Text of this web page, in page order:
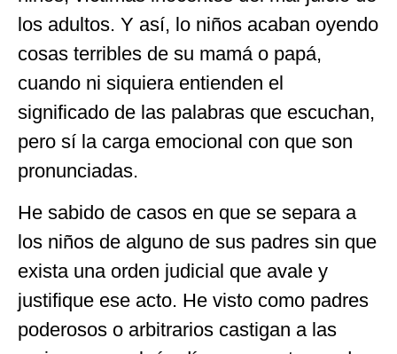
los adultos. Y así, lo niños acaban oyendo
cosas terribles de su mamá o papá,
cuando ni siquiera entienden el
significado de las palabras que escuchan,
pero sí la carga emocional con que son
pronunciadas.
He sabido de casos en que se separa a
los niños de alguno de sus padres sin que
exista una orden judicial que avale y
justifique ese acto. He visto como padres
poderosos o arbitrarios castigan a las